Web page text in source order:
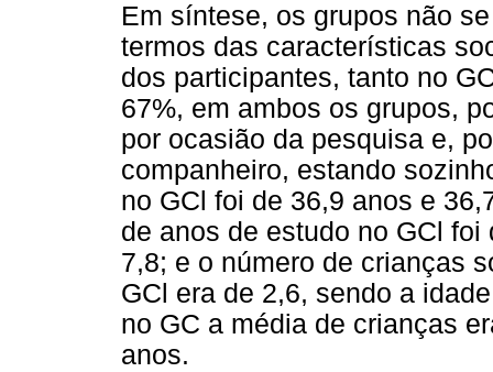
Em síntese, os grupos não
termos das características
dos participantes, tanto no
67%, em ambos os grupos,
por ocasião da pesquisa e,
companheiro, estando
no GCl foi de 36,9 anos e
de anos de estudo no GCl
7,8; e o número de crianças
GCl era de 2,6, sendo a
no GC a média de crianças
anos.